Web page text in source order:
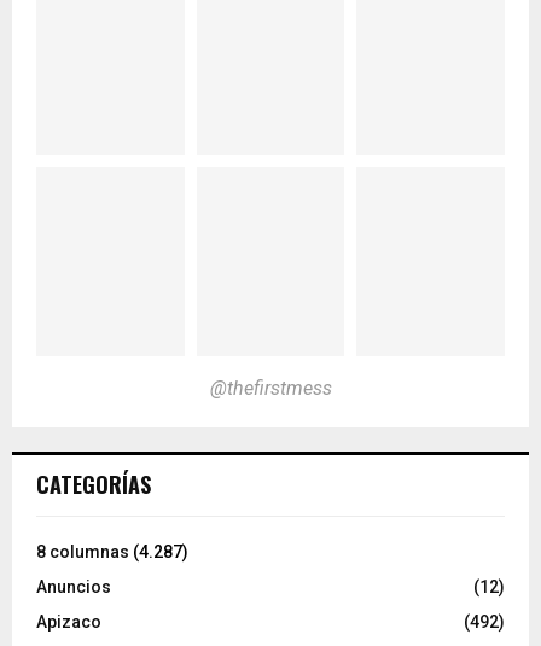
@thefirstmess
CATEGORÍAS
8 columnas (4.287)
Anuncios
(12)
Apizaco
(492)